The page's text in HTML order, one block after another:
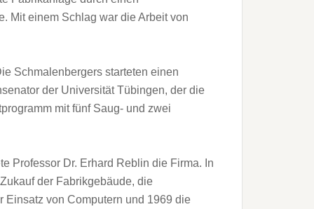
Mit einem Schlag war die Arbeit von
Schmalenbergers starteten einen
der Universität Tübingen, der die
mit fünf Saug- und zwei
Professor Dr. Erhard Reblin die Firma. In
der Fabrikgebäude, die
Einsatz von Computern und 1969 die